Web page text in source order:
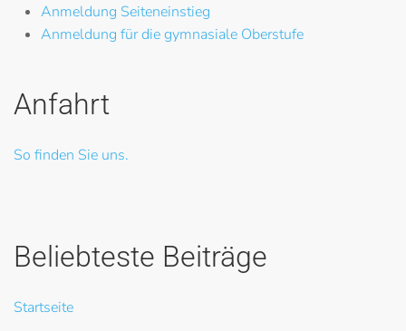
Anmeldung Seiteneinstieg
Anmeldung für die gymnasiale Oberstufe
Anfahrt
So finden Sie uns.
Beliebteste Beiträge
Startseite